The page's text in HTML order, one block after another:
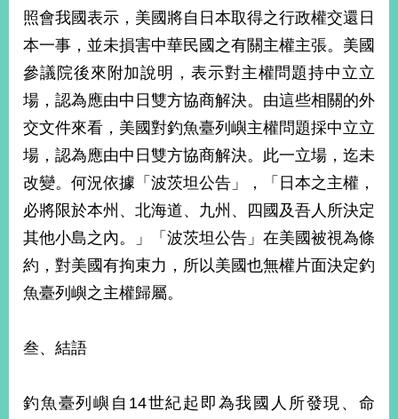
照會我國表示，美國將自日本取得之行政權交還日
本一事，並未損害中華民國之有關主權主張。美國
參議院後來附加說明，表示對主權問題持中立立
場，認為應由中日雙方協商解決。由這些相關的外
交文件來看，美國對釣魚臺列嶼主權問題採中立立
場，認為應由中日雙方協商解決。此一立場，迄未
改變。何況依據「波茨坦公告」，「日本之主權，
必將限於本州、北海道、九州、四國及吾人所決定
其他小島之內。」「波茨坦公告」在美國被視為條
約，對美國有拘束力，所以美國也無權片面決定釣
魚臺列嶼之主權歸屬。
叁、結語
釣魚臺列嶼自14世紀起即為我國人所發現、命